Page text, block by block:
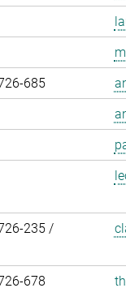
685
235 /
678